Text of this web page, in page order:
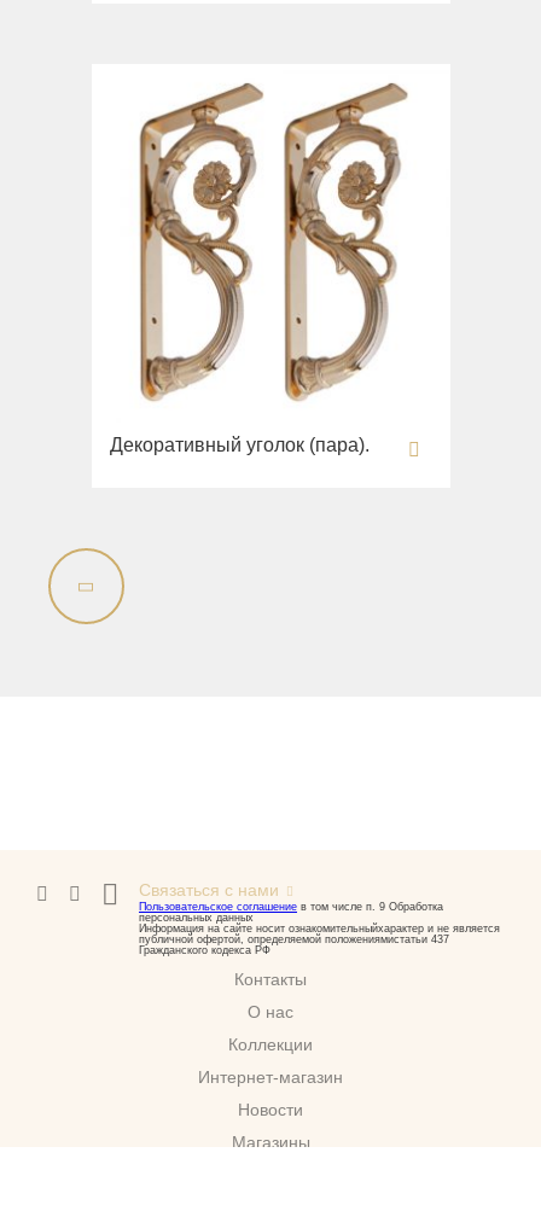
Декоративный уголок (пара).
Контакты
О нас
Коллекции
Интернет-магазин
Новости
Магазины
Связаться с нами
Пользовательское соглашение в том числе п. 9 Обработка
персональных данных
Информация на сайте носит ознакомительныйхарактер и не является
публичной офертой, определяемой положениямистатьи 437
Гражданского кодекса РФ